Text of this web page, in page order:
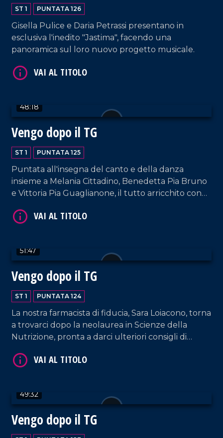
ST 1 PUNTATA 126
Gisella Pulice e Daria Petrassi presentano in
esclusiva l'inedito "Jastima", facendo una
panoramica sul loro nuovo progetto musicale.
48:18
Vengo dopo il TG
ST 1 PUNTATA 125
Puntata all'insegna del canto e della danza
insieme a Melania Cittadino, Benedetta Pia Bruno
e Vittoria Pia Guaglianone, il tutto arricchito con
accoglienza del padrone di casa, Francesco
51:47
Vengo dopo il TG
ST 1 PUNTATA 124
La nostra farmacista di fiducia, Sara Loiacono, torna
a trovarci dopo la neolaurea in Scienze della
Nutrizione, pronta a darci ulteriori consigli di
brani interpretati dalla coppia Sorrentino-Pagano
49:32
Vengo dopo il TG
VAI AL TITOLO
VAI AL TITOLO
VAI AL TITOLO